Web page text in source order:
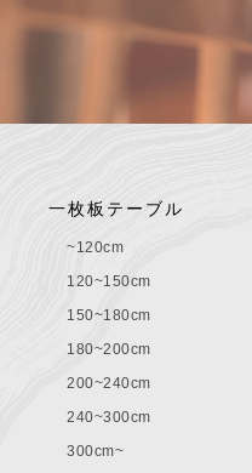
一枚板テーブル
~120cm
120~150cm
150~180cm
180~200cm
200~240cm
240~300cm
300cm~